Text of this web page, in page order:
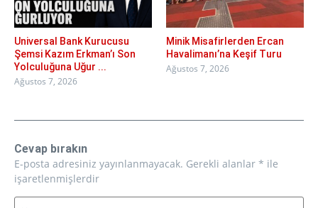
Universal Bank Kurucusu
Şemsi Kazım Erkman’ı Son
Yolculuğuna Uğur ...
Ağustos 7, 2026
Minik Misafirlerden Ercan
Havalimanı’na Keşif Turu
Ağustos 7, 2026
Cevap bırakın
E-posta adresiniz yayınlanmayacak. Gerekli alanlar * ile
işaretlenmişlerdir